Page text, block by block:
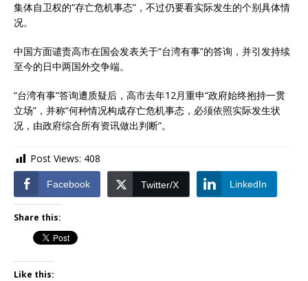
集体自卫权的“存亡危机事态”，不过仍要看实际发生的个别具体情
况。
中国方面谴责高市在国会发表关于“台湾有事”的答询，并引发持续
至今的日中两国外交争端。
“台湾有事”答询遭质疑后，高市去年12月重申“政府始终抱持一贯
立场”，并称“何种情况构成存亡危机事态，必须依照实际发生状
况，由政府综合所有资讯做出判断”。
Post Views: 408
Facebook Twitter/X LinkedIn
Share this:
Like this: